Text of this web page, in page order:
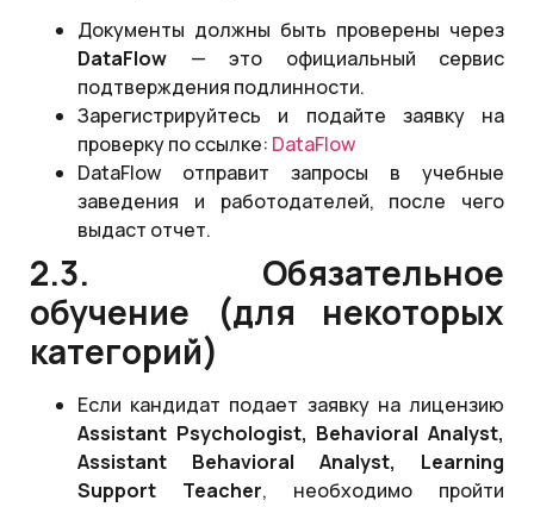
Документы должны быть проверены через
DataFlow — это официальный сервис
подтверждения подлинности.
Зарегистрируйтесь и подайте заявку на
проверку по ссылке: DataFlow
DataFlow отправит запросы в учебные
заведения и работодателей, после чего
выдаст отчет.
2.3. Обязательное
обучение (для некоторых
категорий)
Если кандидат подает заявку на лицензию
Assistant Psychologist, Behavioral Analyst,
Assistant Behavioral Analyst, Learning
Support Teacher, необходимо пройти